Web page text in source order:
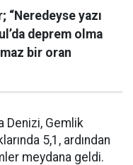
“Neredeyse yazı
deprem olma
bir oran
Denizi, Gemlik
5,1, ardından
meydana geldi.